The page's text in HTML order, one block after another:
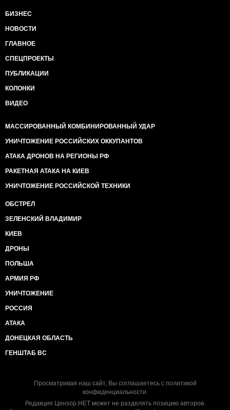
БИЗНЕС
НОВОСТИ
ГЛАВНОЕ
СПЕЦПРОЕКТЫ
ПУБЛИКАЦИИ
КОЛОНКИ
ВИДЕО
МАССИРОВАННЫЙ КОМБИНИРОВАННЫЙ УДАР
УНИЧТОЖЕНИЕ РОССИЙСКИХ ОККУПАНТОВ
АТАКА ДРОНОВ НА РЕГИОНЫ РФ
РАКЕТНАЯ АТАКА НА КИЕВ
УНИЧТОЖЕНИЕ РОССИЙСКОЙ ТЕХНИКИ
ОБСТРЕЛ
ЗЕЛЕНСКИЙ ВЛАДИМИР
КИЕВ
ДРОНЫ
ПОЛЬША
АРМИЯ РФ
УНИЧТОЖЕНИЕ
РОССИЯ
АТАКА
ДОНЕЦКАЯ ОБЛАСТЬ
ГЕНШТАБ ВС
Просматривая наш сайт, Вы соглашаетесь с политикой
конфиденциальности.
Редакция Цензор.НЕТ может не разделять позицию авторов.